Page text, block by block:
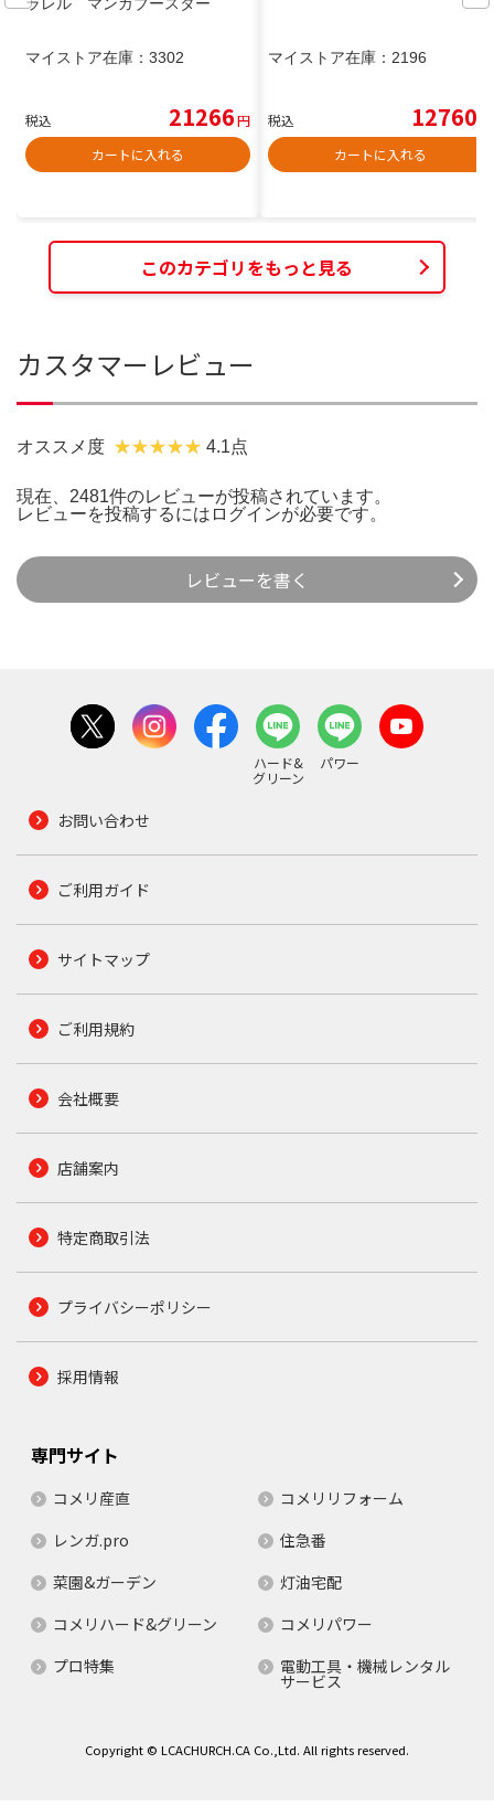
ラレル マンガブースター
マイストア在庫： 3302
税込 21266円
カートに入れる
マイストア在庫： 2196
税込 12760
カートに入れる
このカテゴリをもっと見る
カスタマーレビュー
オススメ度 4.1点
現在、2481件のレビューが投稿されています。
レビューを投稿するには ログインが必要です。
レビューを書く
ハード&
グリーン
パワー
お問い合わせ
ご利用ガイド
サイトマップ
ご利用規約
会社概要
店舗案内
特定商取引法
プライバシーポリシー
採用情報
専門サイト
コメリ産直
コメリリフォーム
レンガ.pro
住急番
菜園&ガーデン
灯油宅配
コメリハード&グリーン
コメリパワー
プロ特集
電動工具・機械レンタル
サービス
Copyright © LCACHURCH.CA Co.,Ltd. All rights reserved.